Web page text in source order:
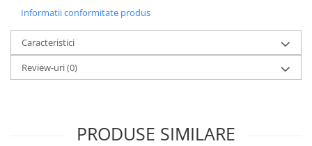
Informatii conformitate produs
Caracteristici
Review-uri(0)
PRODUSE SIMILARE